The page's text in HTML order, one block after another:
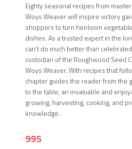
Eighty seasonal recipes from
Woys Weaver will inspire victory
shoppers to turn heirloom
dishes. As a trusted expert in the
can’t do much better than
custodian of the Roughwood Seed
Woys Weaver. With recipes that
chapter guides the reader from the
to the table, an invaluable and
growing, harvesting, cooking, and
knowledge.
995